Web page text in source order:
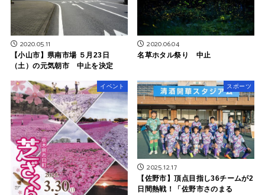
2020.05.11
【小山市】県南市場 ５月23日
（土）の元気朝市 中止を決定
2020.06.04
名草ホタル祭り 中止
イベント スポーツ
2025.12.17
【佐野市】頂点目指し36チームが2
日間熱戦！「佐野市さのまる